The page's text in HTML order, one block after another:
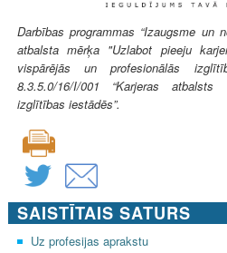
Darbības programmas “Izaugsme un
atbalsta mērķa "Uzlabot pieeju
vispārējās un profesionālās
8.3.5.0/16/I/001 “Karjeras
izglītības iestādēs”.
SAISTĪTAIS SATURS
Uz profesijas aprakstu